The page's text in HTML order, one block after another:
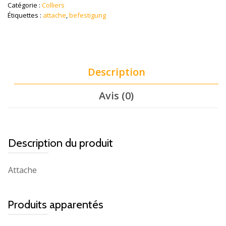
Catégorie : Colliers
Étiquettes : attache,befestigung
Description
Avis (0)
Description du produit
Attache
Produits apparentés